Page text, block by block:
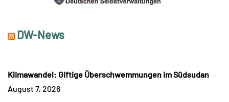
DW-News
Klimawandel: Giftige Überschwemmungen im Südsudan
August 7, 2026